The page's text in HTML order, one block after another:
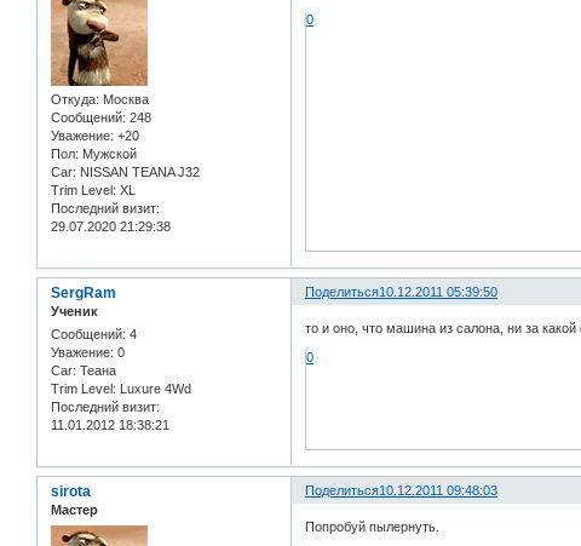
Откуда: Москва
Сообщений: 248
Уважение: +20
Пол: Мужской
Car: NISSAN TEANA J32
Trim Level: XL
Последний визит:
29.07.2020 21:29:38
0
Поделиться10.12.2011 05:39:50
SergRam
Ученик
Сообщений: 4
Уважение: 0
Car: Теана
Trim Level: Luxure 4Wd
Последний визит:
11.01.2012 18:38:21
то и оно, что машина из салона, ни за
0
Поделиться10.12.2011 09:48:03
sirota
Мастер
Попробуй пылернуть.